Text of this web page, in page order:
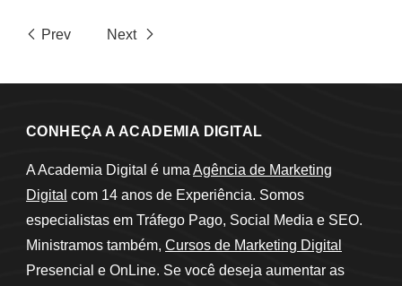
Prev Next
CONHEÇA A ACADEMIA DIGITAL
A Academia Digital é uma Agência de Marketing
Digital com 14 anos de Experiência. Somos
especialistas em Tráfego Pago, Social Media e SEO.
Ministramos também, Cursos de Marketing Digital
Presencial e OnLine. Se você deseja aumentar as